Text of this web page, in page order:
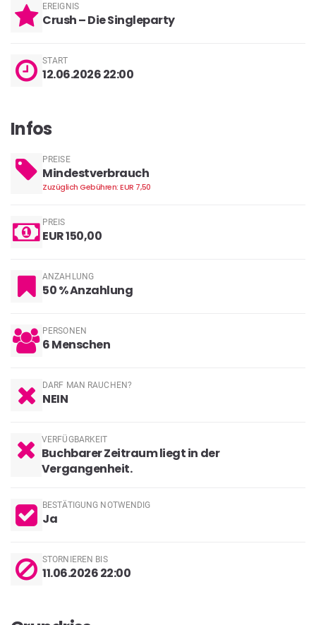
EREIGNIS
Crush – Die Singleparty
START
12.06.2026 22:00
Infos
PREISE
Mindestverbrauch
Zuzüglich Gebühren: EUR 7,50
PREIS
EUR 150,00
ANZAHLUNG
50 % Anzahlung
PERSONEN
6Menschen
DARF MAN RAUCHEN?
NEIN
VERFÜGBARKEIT
Buchbarer Zeitraum liegt in der
Vergangenheit.
BESTÄTIGUNG NOTWENDIG
Ja
STORNIEREN BIS
11.06.2026 22:00